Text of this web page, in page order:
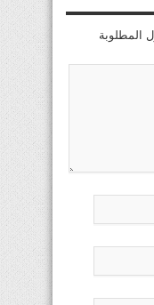
المطلوبة